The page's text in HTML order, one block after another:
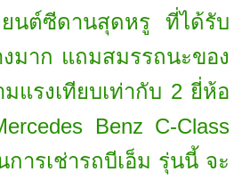
นต์ซีดานสุดหรู ที่ได้รับ
มาก แถมสมรรถนะของ
แรงเทียบเท่ากับ 2 ยี่ห้อ
Benz C-Class
ารเช่ารถบีเอ็ม รุ่นนี้ จะ